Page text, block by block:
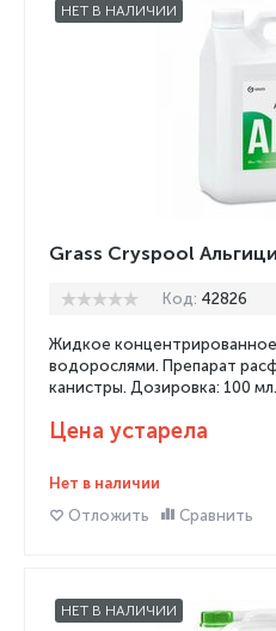
НЕТ В НАЛИЧИИ
Grass Cryspool
Код: 42826
Жидкое
водорослями. Препарат
канистры. Дозировка: 100
Цена устарела
Нет в наличии
Отложить
Сравнить
НЕТ В НАЛИЧИИ